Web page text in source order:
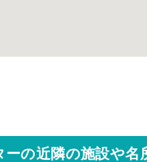
ーの近隣の施設や名